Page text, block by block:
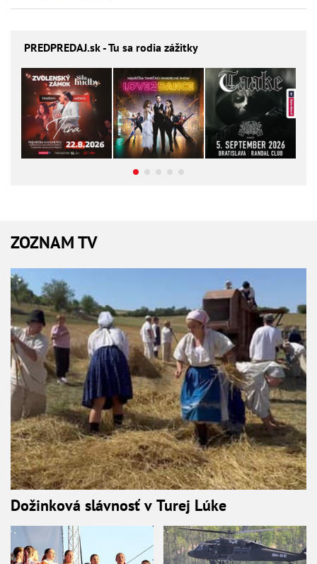
PREDPREDAJ.sk - Tu sa rodia zážitky
ZOZNAM TV
Dožinková slávnosť v Turej Lúke